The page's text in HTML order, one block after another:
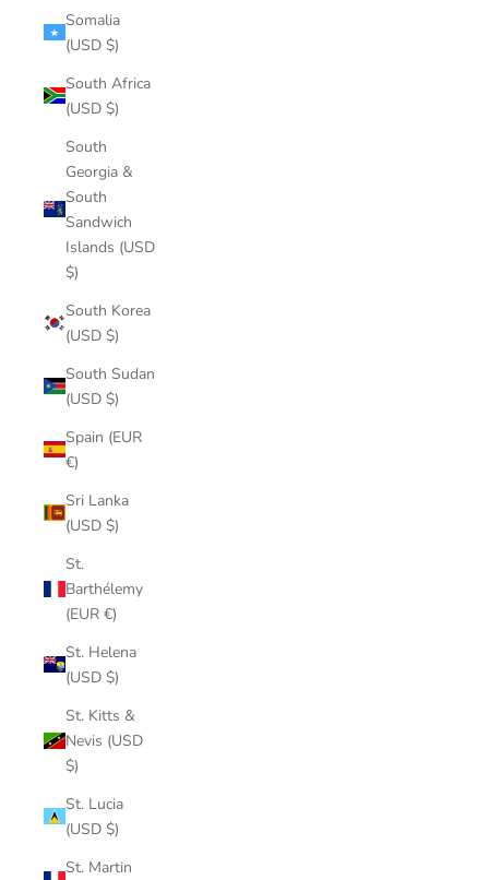
Somalia
(USD $)
South Africa
(USD $)
South
Georgia &
South
Sandwich
Islands (USD
$)
South Korea
(USD $)
South Sudan
(USD $)
Spain (EUR
€)
Sri Lanka
(USD $)
St.
Barthélemy
(EUR €)
St. Helena
(USD $)
St. Kitts &
Nevis (USD
$)
St. Lucia
(USD $)
St. Martin